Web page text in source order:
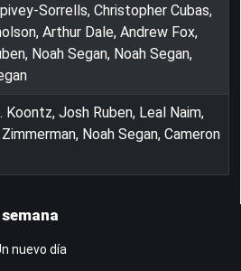
Sorrells, Christopher Cubas,
Arthur Dale, Andrew Fox,
Noah Segan, Noah Segan,
Koontz, Josh Ruben, Leal Naim,
Noah Segan, Cameron
nuevo día